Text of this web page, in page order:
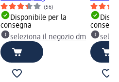
(56)
Disponibile per la
consegna
seleziona il negozio dm